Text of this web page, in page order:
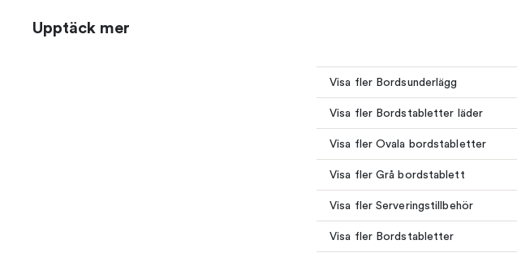
Upptäck mer
Visa fler Bordsunderlägg
Visa fler Bordstabletter läder
Visa fler Ovala bordstabletter
Visa fler Grå bordstablett
Visa fler Serveringstillbehör
Visa fler Bordstabletter